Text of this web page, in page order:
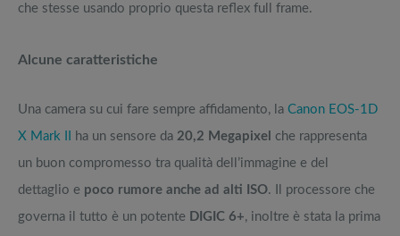
che stesse usando proprio questa reflex full frame.
Alcune caratteristiche
Una camera su cui fare sempre affidamento, la Canon EOS-1D
X Mark II
ha un sensore da 20,2 Megapixel che rappresenta
un buon compromesso tra qualità dell’immagine e del
dettaglio e poco rumore anche ad alti ISO. Il processore che
governa il tutto è un potente DIGIC 6+, inoltre è stata la prima